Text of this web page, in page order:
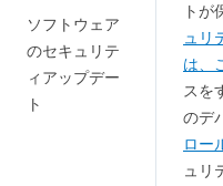
ソフトウェア
のセキュリテ
ィアップデー
ト
トが
ュリ
は、
スを
のデ
ロー
ュリ